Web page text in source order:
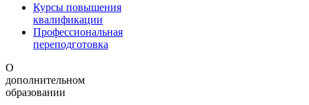
Курсы повышения
квалификации
Профессиональная
переподготовка
О
дополнительном
образовании